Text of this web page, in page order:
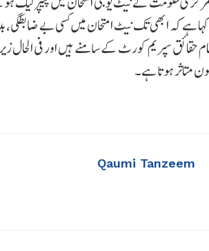
ہے کہ ابھی تک نیٹ امتحان میں کسی بے ضابطگی،
سپریم کورٹ کے سامنے ہیں اور فی الحال
متاثر ہوتا ہے۔
Qaumi Tanzeem